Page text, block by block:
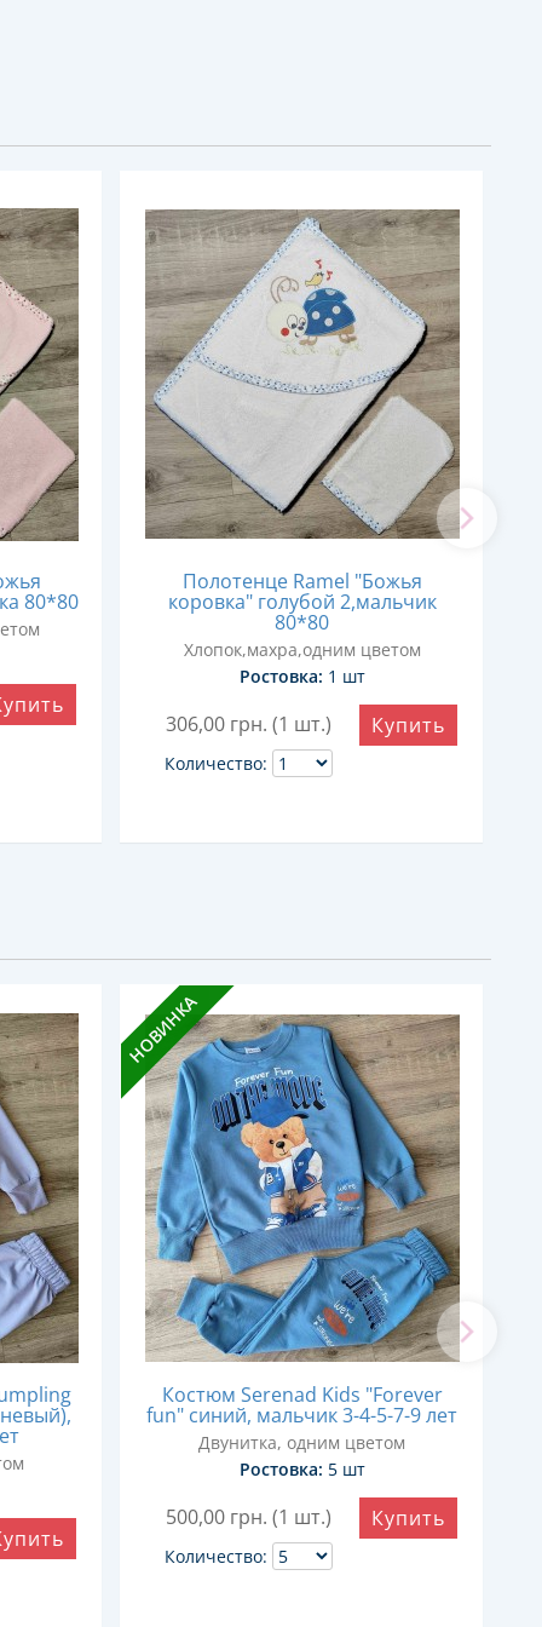
80*80
Полотенце Ramel "Божья
коровка" голубой 2,мальчик
80*80
Хлопок,махра,одним цветом
Ростовка: 1 шт
306,00 грн. (1 шт.)
Количество:
Купить
НОВИНКА
Костюм Serenad Kids "Forever
fun" синий, мальчик 3-4-5-7-9 лет
Двунитка, одним цветом
Ростовка: 5 шт
500,00 грн. (1 шт.)
Количество:
Купить